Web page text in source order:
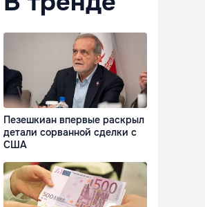
Пезешкиан впервые раскрыл
детали сорванной сделки с
США